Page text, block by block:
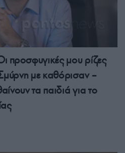
προσφυγικές μου ρίζες
με καθόρισαν –
τα παιδιά για το